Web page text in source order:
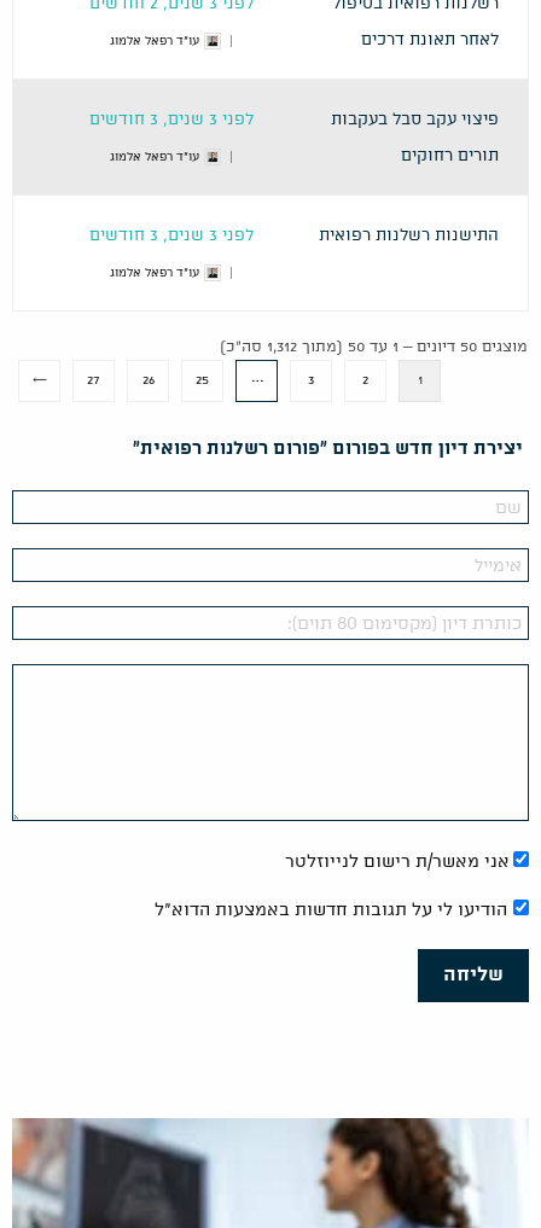
רשלנות רפואית בטיפול
לאחר תאונת דרכים
לפני 3 שנים, 2 חודשים
עו"ד רפאל אלמוג
פיצוי עקב סבל בעקבות
תורים רחוקים
לפני 3 שנים, 3 חודשים
עו"ד רפאל אלמוג
התישנות רשלנות רפואית לפני 3 שנים, 3 חודשים
עו"ד רפאל אלמוג
מוצגים 50 דיונים – 1 עד 50 (מתוך 1,312 סה״כ)
1
2
3
…
25
26
27
←
יצירת דיון חדש בפורום "פורום רשלנות רפואית"
אני מאשר/ת רישום לנייוזלטר
הודיעו לי על תגובות חדשות באמצעות הדוא"ל
שליחה